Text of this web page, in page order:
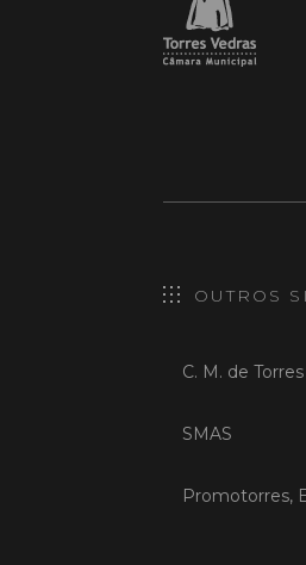
OUTROS
C. M. de
SMAS
Promotorres,